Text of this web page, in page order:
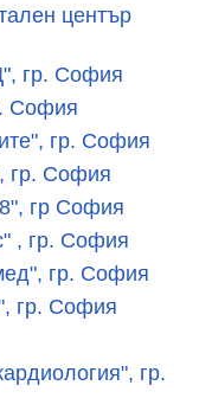
център
гр. София
София
гр. София
гр. София
гр София
, гр. София
гр. София
гр. София
гр.